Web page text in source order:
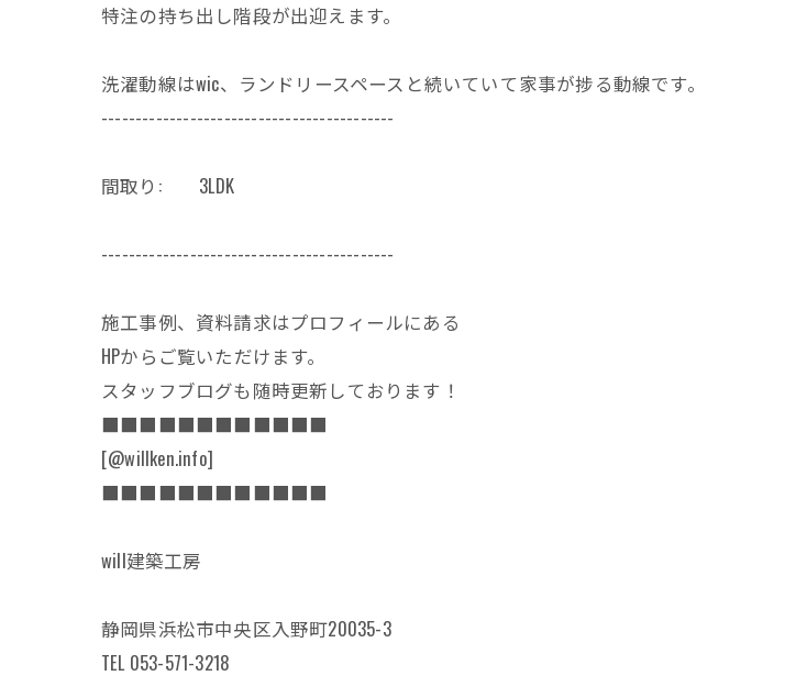
特注の持ち出し階段が出迎えます。
洗濯動線はwic、ランドリースペースと続いていて家事が捗る動線です。
-------------------------------------------
間取り: 3LDK
-------------------------------------------
施工事例、資料請求はプロフィールにある
HPからご覧いただけます。
スタッフブログも随時更新しております！
■■■■■■■■■■■■
[@willken.info]
■■■■■■■■■■■■
will建築工房
静岡県浜松市中央区入野町20035-3
TEL 053-571-3218